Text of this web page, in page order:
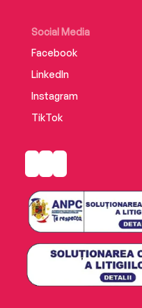
Social Media
Facebook
LinkedIn
Instagram
TikTok